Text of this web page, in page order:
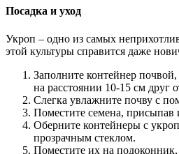
Посадка и уход
Укроп – одно из самых
этой культуры справится даже
Заполните контейнер
на расстоянии 10-15 см друг
Слегка увлажните почву с
Поместите семена,
Оберните контейнеры с
прозрачным стеклом.
Поместите их на подоконник,